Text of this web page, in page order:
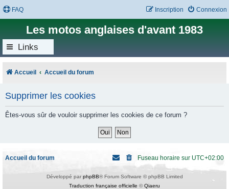
FAQ Connexion
Inscription
Les motos anglaises d'avant 1983
Links
Accueil Accueil du forum
Supprimer les cookies
Êtes-vous sûr de vouloir supprimer les cookies de ce forum ?
Accueil du forum Fuseau horaire sur UTC+02:00
Développé par phpBB® Forum Software © phpBB Limited
Traduction française officielle ©Qiaeru